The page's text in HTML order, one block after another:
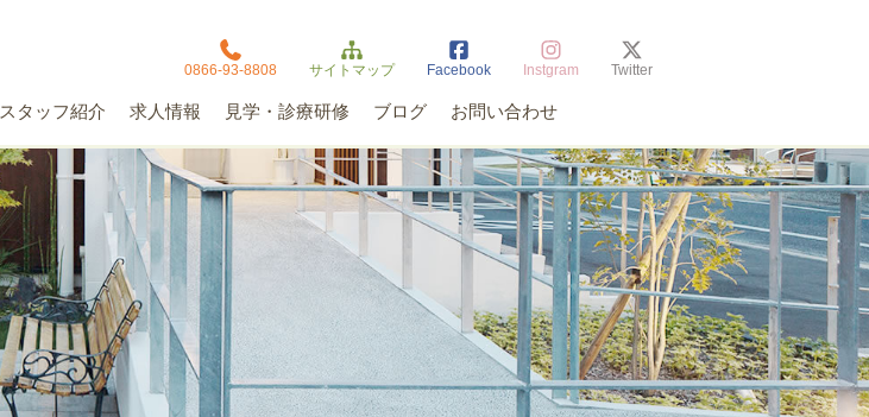
0866-93-8808 サイトマップ Facebook Instgram Twitter
スタッフ紹介 求人情報 見学・診療研修 ブログ お問い合わせ